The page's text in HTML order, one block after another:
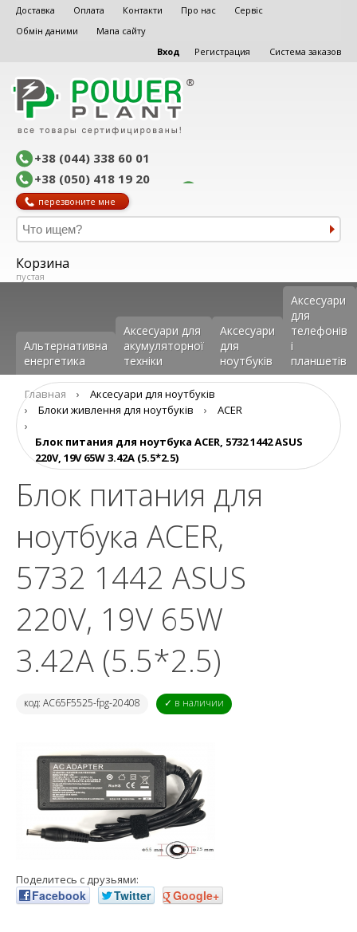
Доставка Оплата Контакти Про нас
Сервіс
Обмін даними
Мапа сайту
Вход
Регистрация Система заказов
+38 (044) 338 60 01
+38 (050) 418 19 20
перезвоните мне
Корзина
пустая
Альтернативна
енергетика
Аксесуари для
акумуляторної
техніки
Аксесуари
для
ноутбуків
Аксеcуари
для
телефонів
і
планшетів
Главная ›
Аксесуари для ноутбуків
›
Блоки живлення для ноутбуків ›
ACER
›
Блок питания для ноутбука ACER, 5732 1442 ASUS
220V, 19V 65W 3.42A (5.5*2.5)
Блок питания для
ноутбука ACER,
5732 1442 ASUS
220V, 19V 65W
3.42A (5.5*2.5)
код: AC65F5525-fpg-20408 ✓ в наличии
Поделитесь с друзьями:
Facebook Twitter Google+